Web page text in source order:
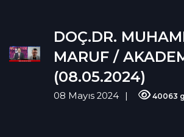
DOÇ.DR.
MARUF /
(08.05.2024)
08 Mayıs 2024 40063